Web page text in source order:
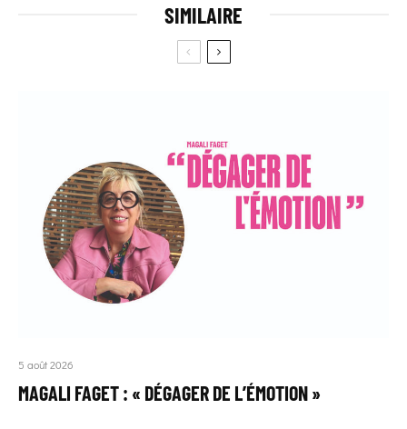
SIMILAIRE
5 août 2026
MAGALI FAGET : « DÉGAGER DE L’ÉMOTION »